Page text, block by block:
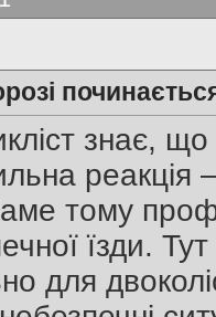
знає,
реакція
тому
їзди.
для